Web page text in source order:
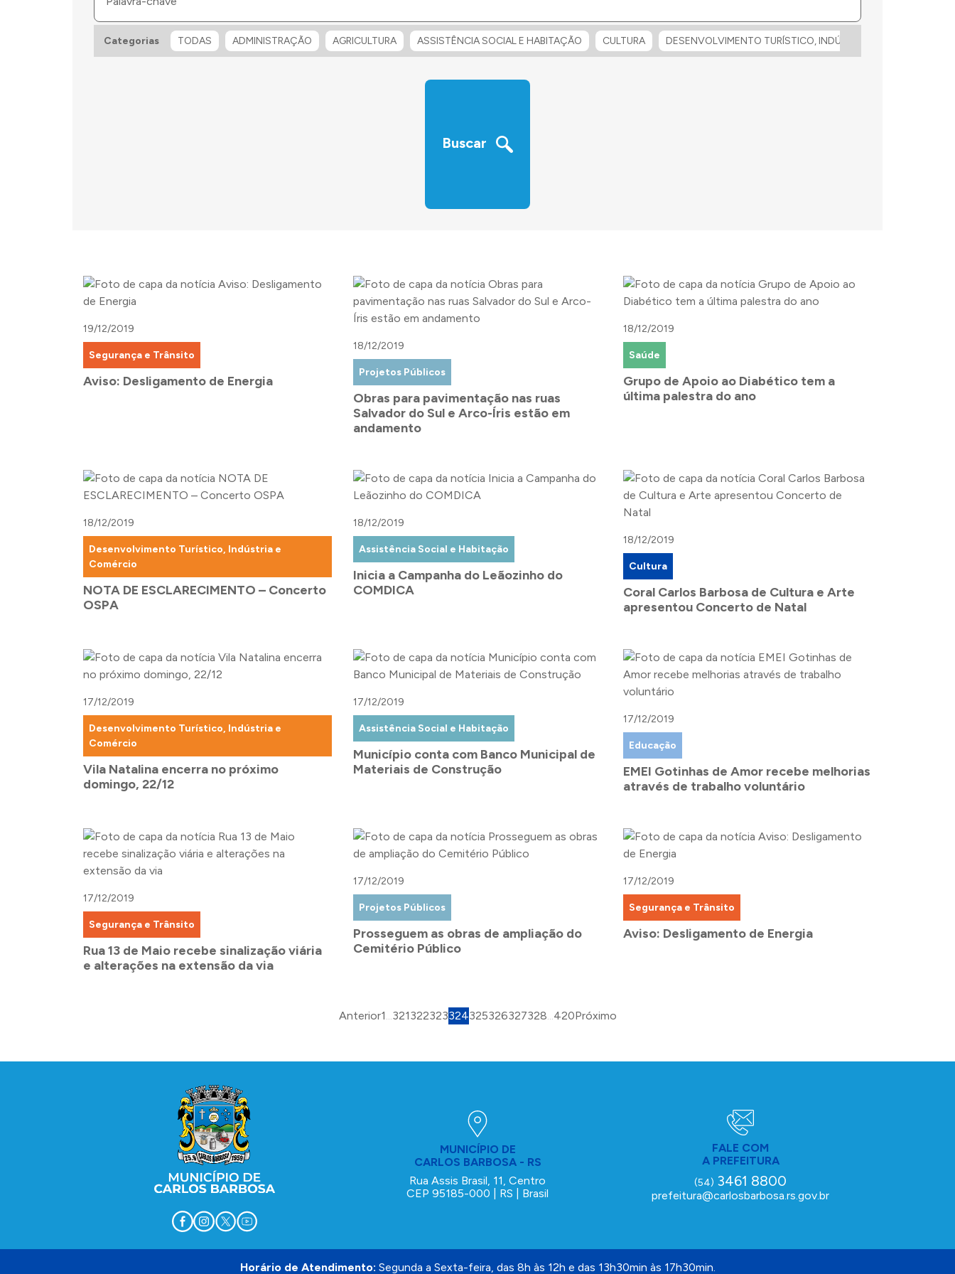
Categorias
SEGURANÇA E TRÂNSITO TODAS ADMINISTRAÇÃO AGRICULTURA ASSISTÊNCIA SOCIAL E HABITAÇÃO CULTURA DESENVOLVIMENTO TURÍSTICO, INDÚSTRIA E COMÉRCIO
‹›
Buscar
19/12/2019
Segurança e Trânsito
Aviso: Desligamento de Energia
18/12/2019
Projetos Públicos
Obras para pavimentação nas ruas
Salvador do Sul e Arco-Íris estão em
andamento
18/12/2019
Saúde
Grupo de Apoio ao Diabético tem a
última palestra do ano
18/12/2019
Desenvolvimento Turístico, Indústria e
Comércio
NOTA DE ESCLARECIMENTO – Concerto
OSPA
18/12/2019
Assistência Social e Habitação
Inicia a Campanha do Leãozinho do
COMDICA
18/12/2019
Cultura
Coral Carlos Barbosa de Cultura e Arte
apresentou Concerto de Natal
17/12/2019
Desenvolvimento Turístico, Indústria e
Comércio
Vila Natalina encerra no próximo
domingo, 22/12
17/12/2019
Assistência Social e Habitação
Município conta com Banco Municipal de
Materiais de Construção
17/12/2019
Educação
EMEI Gotinhas de Amor recebe melhorias
através de trabalho voluntário
17/12/2019
Segurança e Trânsito
Rua 13 de Maio recebe sinalização viária
e alterações na extensão da via
17/12/2019
Projetos Públicos
Prosseguem as obras de ampliação do
Cemitério Público
17/12/2019
Segurança e Trânsito
Aviso: Desligamento de Energia
Anterior1...321322323324325326327328...420Próximo
MUNICÍPIO DE
CARLOS BARBOSA - RS
Rua Assis Brasil, 11, Centro
CEP 95185-000 | RS | Brasil
FALE COM
A PREFEITURA
(54) 3461 8800
prefeitura@carlosbarbosa.rs.gov.br
Horário de Atendimento: Segunda a Sexta-feira, das 8h às 12h e das 13h30min às 17h30min.